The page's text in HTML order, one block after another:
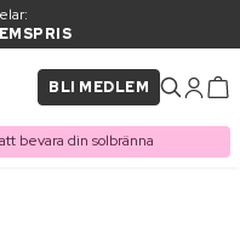
BLI MEDLEM
bevara din solbränna